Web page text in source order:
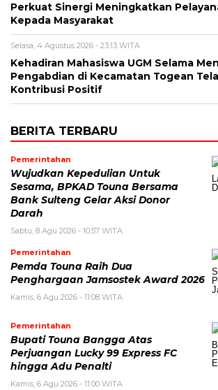
Perkuat Sinergi Meningkatkan
Kepada Masyarakat
Selasa, 4 Agustus 2026 - 23:13 WITA
Kehadiran Mahasiswa UGM Selama
Pengabdian di Kecamatan Togean
Kontribusi Positif
BERITA TERBARU
Pemerintahan
Wujudkan Kepedulian Untuk
Sesama, BPKAD Touna Bersama
Bank Sulteng Gelar Aksi Donor
Darah
Sabtu, 8 Agu 2026 - 10:57 WITA
Pemerintahan
Pemda Touna Raih Dua
Penghargaan Jamsostek Award 2026
Kamis, 6 Agu 2026 - 11:08 WITA
Pemerintahan
Bupati Touna Bangga Atas
Perjuangan Lucky 99 Express FC
hingga Adu Penalti
Kamis, 6 Agu 2026 - 11:00 WITA